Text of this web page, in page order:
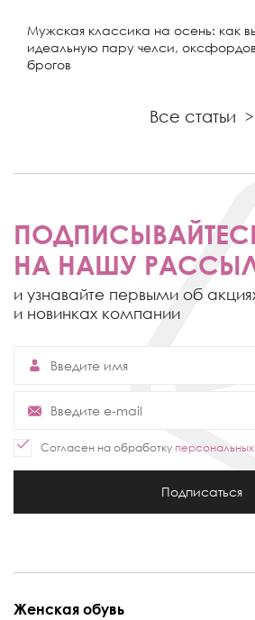
Мужская классика на осень: как
идеальную пару челси,
брогов
Все статьи >
НА НАШУ
и узнавайте первыми об
и новинках компании
Согласен на обработку
Подписаться
Женская обувь